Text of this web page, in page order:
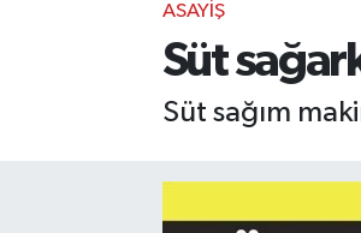
ASAYIŞ
Süt
Süt sağım